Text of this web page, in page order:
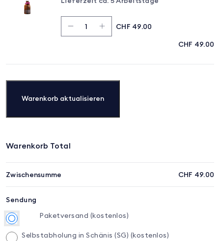
Duftdiffusor
Chalet
Menge
CHF 49.00
CHF 49.00
Warenkorb aktualisieren
Warenkorb Total
Zwischensumme CHF 49.00
Sendung
Paketversand (kostenlos)
Selbstabholung in Schänis (SG) (kostenlos)